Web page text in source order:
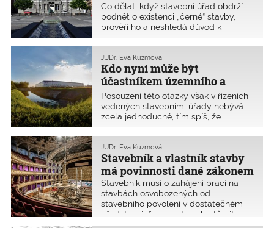
poslanci nevědí, jakou podobu nového
stavebního zákona vlastně schválili.
Přinášíme proto rozbor a komentář k
postoupili k projednání Senátu ČR.
černým stavbám
Co dělat, když stavební úřad obdrží
podnět o existenci „černé“ stavby,
prověří ho a neshledá důvod k
Podle dosavadní judikatury se
poškozený proti takovémuto postupu
nemohl již dále bránit. Rozsudek
Nejvyššího správního soudu to však
podmínek?
Kdo nyní může být
účastníkem územního a
stavebního řízení?
JUDr. Eva Kuzmová
Posouzení této otázky však v řízeních
vedených stavebními úřady nebývá
zcela jednoduché, tím spíš, že
různé novely stavebního zákona.
Poslední novela vyškrtla z běžných
povolovacích řízení spolky. Ke
zrychlení to však nevedlo.
Stavebník a vlastník stavby
má povinnosti dané zákonem
JUDr. Eva Kuzmová
Stavebník musí o zahájení prací na
stavbách osvobozených od
stavebního povolení v dostatečném
předstihu informovat osoby těmito
pracemi dotčené. Vlastník musí